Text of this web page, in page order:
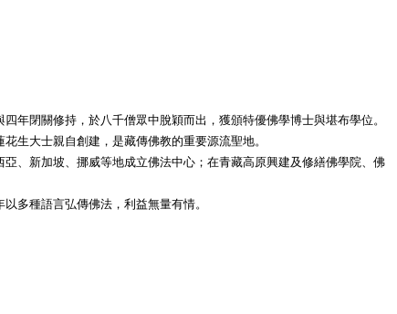
年閉關修持，於八千僧眾中脫穎而出，獲頒特優佛學博士與堪布學位。
生大士親自創建，是藏傳佛教的重要源流聖地。
、新加坡、挪威等地成立佛法中心；在青藏高原興建及修繕佛學院、佛
多種語言弘傳佛法，利益無量有情。